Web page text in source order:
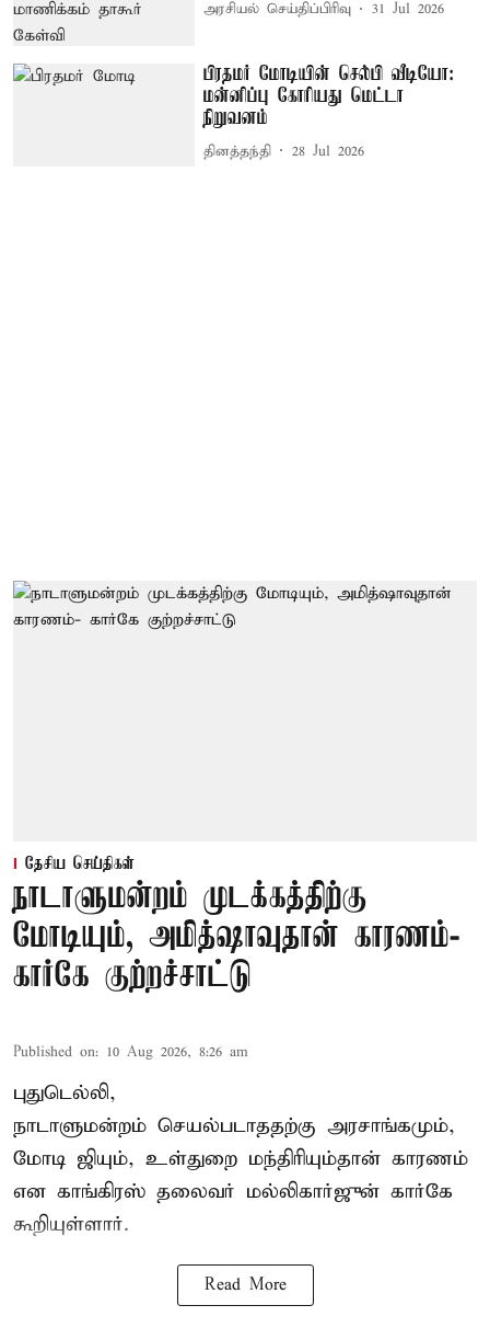
அரசியல் செய்திப்பிரிவு 31 Jul 2026
பிரதமர் மோடியின் செல்பி வீடியோ:
மன்னிப்பு கோரியது மெட்டா
நிறுவனம்
தினத்தந்தி 28 Jul 2026
தேசிய செய்திகள்
நாடாளுமன்றம் முடக்கத்திற்கு
மோடியும், அமித்ஷாவுதான் காரணம்-
கார்கே குற்றச்சாட்டு
Published on: 10 Aug 2026, 8:26 am
புதுடெல்லி,
நாடாளுமன்றம் செயல்படாததற்கு அரசாங்கமும்,
மோடி ஜியும், உள்துறை மந்திரியும்தான் காரணம்
என காங்கிரஸ் தலைவர் மல்லிகார்ஜுன் கார்கே
கூறியுள்ளார்.
Read More